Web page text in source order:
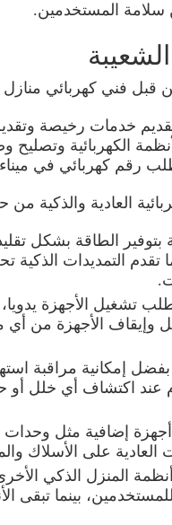
سلامة المستخدمين.
فني كهربائي منازل
بتقديم خدمات رخيصة
الكهربائية وتصليح
كهربائي في ميناء
العادية والذكية
بتوفير الطاقة بشكل
تقدم التمديدات
تشغيل الأجهزة يدويا،
الأجهزة من أي
بفضل إمكانية مراقبة
عند اكتشاف أي خلل
إضافية مثل وحدات
العادية على الأسلاك
المنزل الذكي
بينما تبقى